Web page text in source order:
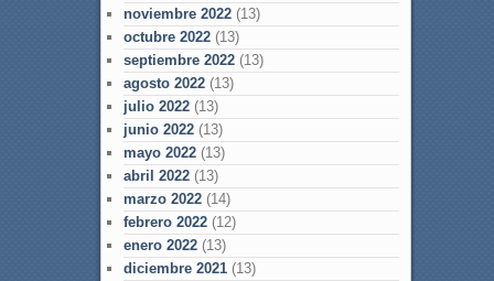
noviembre 2022(13)
octubre 2022(13)
septiembre 2022(13)
agosto 2022(13)
julio 2022(13)
junio 2022(13)
mayo 2022(13)
abril 2022(13)
marzo 2022(14)
febrero 2022(12)
enero 2022(13)
diciembre 2021(13)